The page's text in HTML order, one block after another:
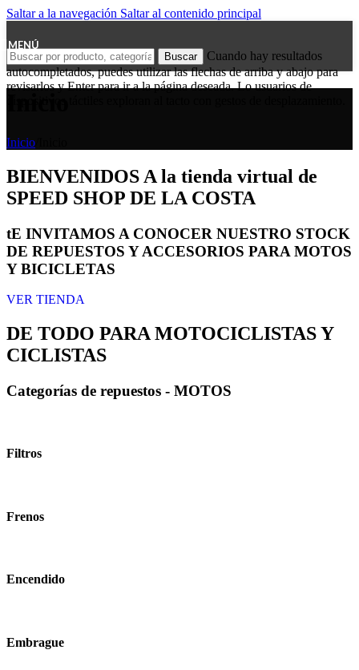
Saltar a la navegación Saltar al contenido principal
MENÚ
Buscar
Cuando hay resultados
autocompletados, puedes utilizar las flechas de arriba y abajo para
revisarlos y Enter para ir a la página deseada. Lo usuarios de
Inicio
BIENVENIDOS A la tienda virtual de
SPEED SHOP DE LA COSTA
tE INVITAMOS A CONOCER NUESTRO STOCK
DE REPUESTOS Y ACCESORIOS PARA MOTOS
Y BICICLETAS
VER TIENDA
DE TODO PARA MOTOCICLISTAS Y
CICLISTAS
Categorías de repuestos - MOTOS
Filtros
Frenos
Encendido
Embrague